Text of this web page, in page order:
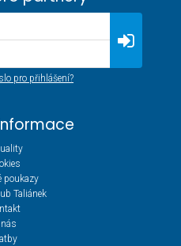
pro přihlášení?
poukazy
Taliánek